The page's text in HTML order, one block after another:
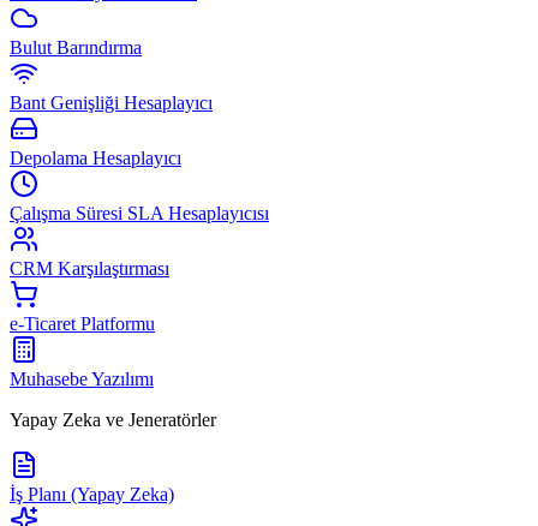
Bulut Barındırma
Bant Genişliği Hesaplayıcı
Depolama Hesaplayıcı
Çalışma Süresi SLA Hesaplayıcısı
CRM Karşılaştırması
e-Ticaret Platformu
Muhasebe Yazılımı
Yapay Zeka ve Jeneratörler
İş Planı (Yapay Zeka)